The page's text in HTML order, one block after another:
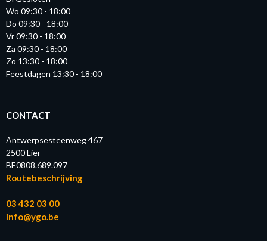
Wo 09:30 - 18:00
Do 09:30 - 18:00
Vr 09:30 - 18:00
Za 09:30 - 18:00
Zo 13:30 - 18:00
Feestdagen 13:30 - 18:00
CONTACT
Antwerpsesteenweg 467
2500 Lier
BE0808.689.097
Routebeschrijving
03 432 03 00
info@ygo.be